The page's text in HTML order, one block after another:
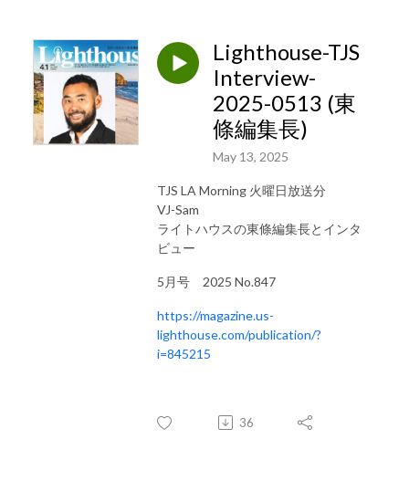
Lighthouse-TJS
Interview-
2025-0513 (東
條編集長)
May 13, 2025
TJS LA Morning 火曜日放送分
VJ-Sam
ライトハウスの東條編集長とインタ
ビュー
5月号 2025 No.847
https://magazine.us-
lighthouse.com/publication/?
i=845215
36